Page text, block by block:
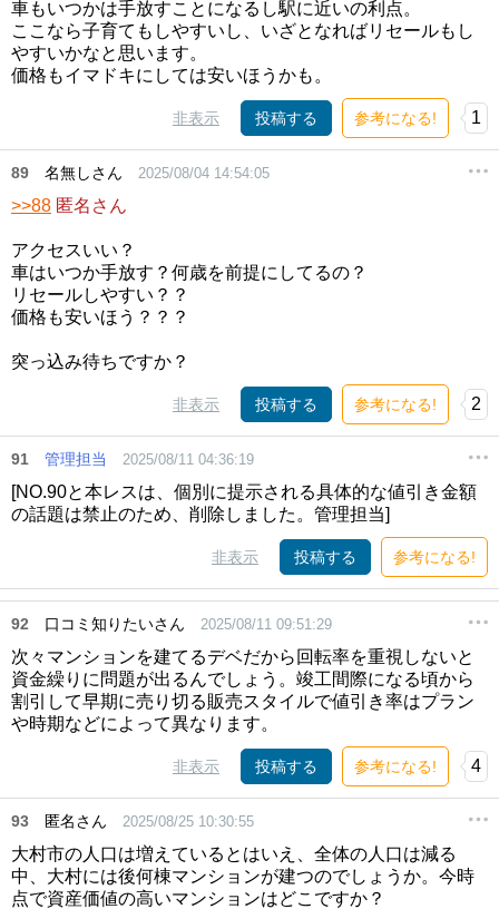
車もいつかは手放すことになるし駅に近いの利点。
ここなら子育てもしやすいし、いざとなればリセールもし
やすいかなと思います。
価格もイマドキにしては安いほうかも。
非表示 投稿する 参考になる! 1
89 名無しさん 2025/08/04 14:54:05
>>88 匿名さん
アクセスいい？
車はいつか手放す？何歳を前提にしてるの？
リセールしやすい？？
価格も安いほう？？？
突っ込み待ちですか？
非表示 投稿する 参考になる! 2
91 管理担当 2025/08/11 04:36:19
[NO.90と本レスは、個別に提示される具体的な値引き金額
の話題は禁止のため、削除しました。管理担当]
非表示 投稿する 参考になる!
92 口コミ知りたいさん 2025/08/11 09:51:29
次々マンションを建てるデベだから回転率を重視しないと
資金繰りに問題が出るんでしょう。竣工間際になる頃から
割引して早期に売り切る販売スタイルで値引き率はプラン
や時期などによって異なります。
非表示 投稿する 参考になる! 4
93 匿名さん 2025/08/25 10:30:55
大村市の人口は増えているとはいえ、全体の人口は減る
中、大村には後何棟マンションが建つのでしょうか。今時
点で資産価値の高いマンションはどこですか？